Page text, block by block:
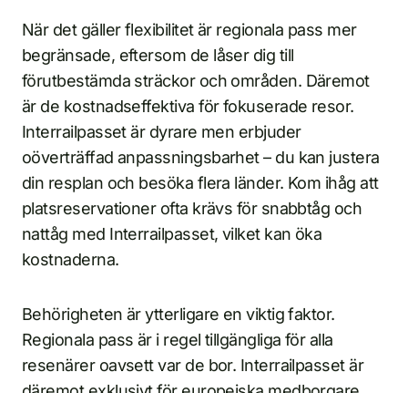
När det gäller flexibilitet är regionala pass mer
begränsade, eftersom de låser dig till
förutbestämda sträckor och områden. Däremot
är de kostnadseffektiva för fokuserade resor.
Interrailpasset är dyrare men erbjuder
oöverträffad anpassningsbarhet – du kan justera
din resplan och besöka flera länder. Kom ihåg att
platsreservationer ofta krävs för snabbtåg och
nattåg med Interrailpasset, vilket kan öka
kostnaderna.
Behörigheten är ytterligare en viktig faktor.
Regionala pass är i regel tillgängliga för alla
resenärer oavsett var de bor. Interrailpasset är